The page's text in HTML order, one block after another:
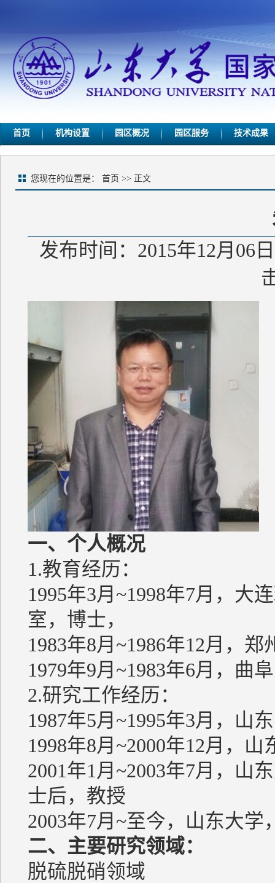
首页 机构设置 园区概况 园区服务 技术成果
您现在的位置是： 首页 >> 正文
发布时间：2015年12月
一、个人概况
1.教育经历：
1995年3月~1998年7月，大
室，博士，
1983年8月~1986年12月，
1979年9月~1983年6月，曲
2.研究工作经历：
1987年5月~1995年3月，山
1998年8月~2000年12月，
2001年1月~2003年7月，山
士后，教授
2003年7月~至今，山东大学
二、主要研究领域：
脱硫脱硝领域